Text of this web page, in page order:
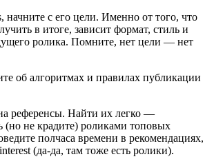
начните с его цели. Именно от того, что
в итоге, зависит формат, стиль и
ролика. Помните, нет цели — нет
об алгоритмах и правилах публикации
референсы. Найти их легко —
(но не крадите) роликами топовых
полчаса времени в рекомендациях,
(да-да, там тоже есть ролики).